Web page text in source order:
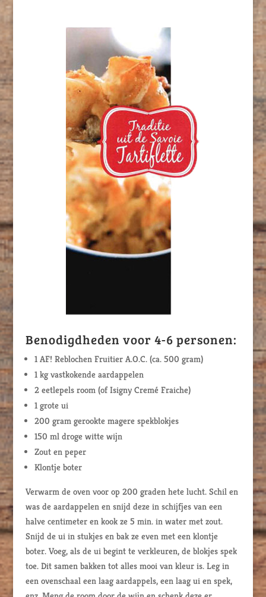
Benodigdheden voor 4-6 personen:
1 AF! Reblochen Fruitier A.O.C. (ca. 500 gram)
1 kg vastkokende aardappelen
2 eetlepels room (of Isigny Cremé Fraiche)
1 grote ui
200 gram gerookte magere spekblokjes
150 ml droge witte wijn
Zout en peper
Klontje boter
Verwarm de oven voor op 200 graden hete lucht. Schil en
was de aardappelen en snijd deze in schijfjes van een
halve centimeter en kook ze 5 min. in water met zout.
Snijd de ui in stukjes en bak ze even met een klontje
boter. Voeg, als de ui begint te verkleuren, de blokjes spek
toe. Dit samen bakken tot alles mooi van kleur is. Leg in
een ovenschaal een laag aardappels, een laag ui en spek,